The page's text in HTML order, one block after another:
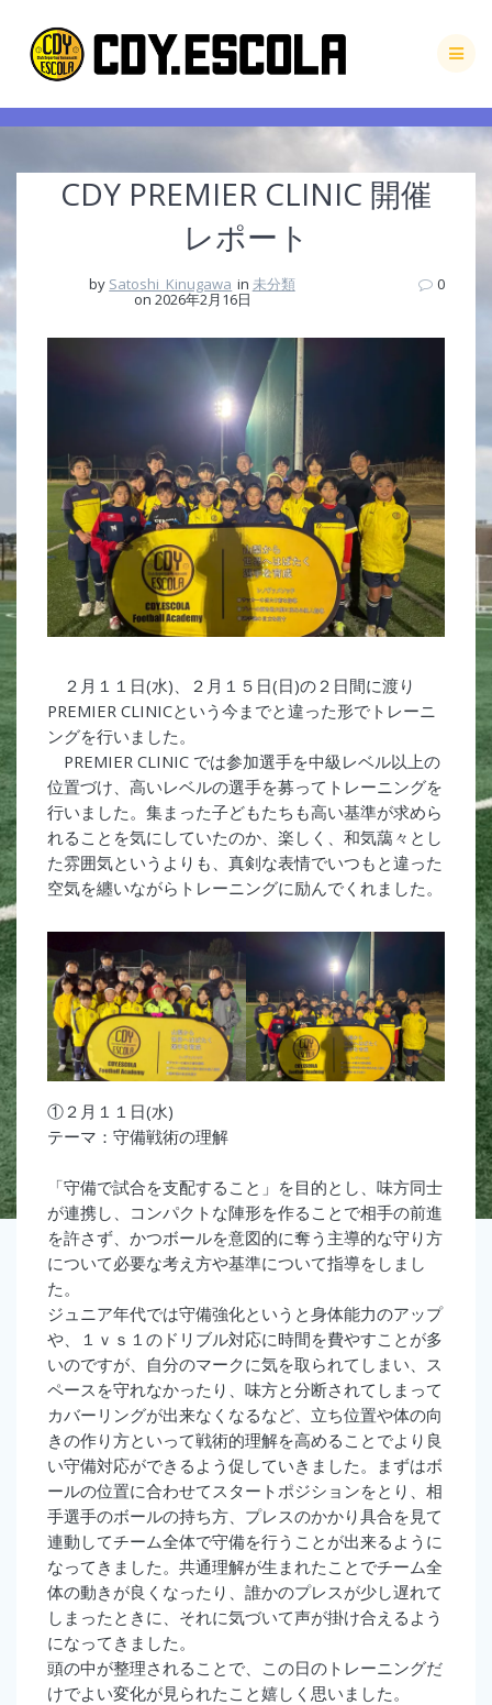
to
content
CDY PREMIER CLINIC 開催
レポート
by Satoshi_Kinugawa in 未分類
on 2026年2月16日
0
２月１１日(水)、２月１５日(日)の２日間に渡り
PREMIER CLINICという今までと違った形でトレーニ
ングを行いました。
PREMIER CLINIC では参加選手を中級レベル以上の
位置づけ、高いレベルの選手を募ってトレーニングを
行いました。集まった子どもたちも高い基準が求めら
れることを気にしていたのか、楽しく、和気藹々とし
た雰囲気というよりも、真剣な表情でいつもと違った
空気を纏いながらトレーニングに励んでくれました。
①２月１１日(水)
テーマ：守備戦術の理解
「守備で試合を支配すること」を目的とし、味方同士
が連携し、コンパクトな陣形を作ることで相手の前進
を許さず、かつボールを意図的に奪う主導的な守り方
について必要な考え方や基準について指導をしまし
た。
ジュニア年代では守備強化というと身体能力のアップ
や、１ｖｓ１のドリブル対応に時間を費やすことが多
いのですが、自分のマークに気を取られてしまい、ス
ペースを守れなかったり、味方と分断されてしまって
カバーリングが出来なくなるなど、立ち位置や体の向
きの作り方といって戦術的理解を高めることでより良
い守備対応ができるよう促していきました。まずはボ
ールの位置に合わせてスタートポジションをとり、相
手選手のボールの持ち方、プレスのかかり具合を見て
連動してチーム全体で守備を行うことが出来るように
なってきました。共通理解が生まれたことでチーム全
体の動きが良くなったり、誰かのプレスが少し遅れて
しまったときに、それに気づいて声が掛け合えるよう
になってきました。
頭の中が整理されることで、この日のトレーニングだ
けでよい変化が見られたこと嬉しく思いました。